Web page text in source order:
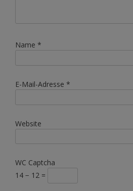
Name *
E-Mail-Adresse *
Website
WC Captcha
14 − 12 =